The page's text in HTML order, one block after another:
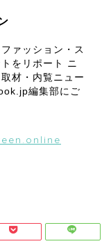
ァッション・ス
をリポート ニ
材・内覧ニュー
編集部にご